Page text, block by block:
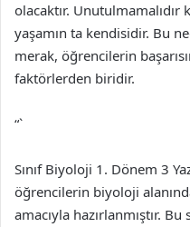
olacaktır.
yaşamın ta kendisidir. Bu
merak, öğrencilerin
faktörlerden biridir.
“`
Sınıf Biyoloji 1. Dönem 3
öğrencilerin biyoloji
amacıyla hazırlanmıştır.